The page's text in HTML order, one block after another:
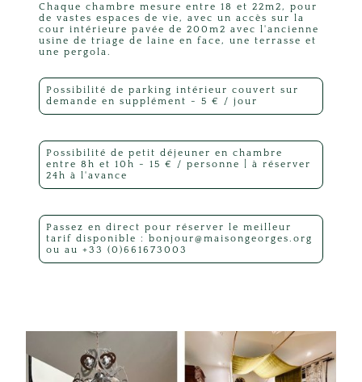
Chaque chambre mesure entre 18 et 22m2, pour
de vastes espaces de vie, avec un accès sur la
cour intérieure pavée de 200m2 avec l'ancienne
usine de triage de laine en face, une terrasse et
une pergola.
Possibilité de parking intérieur couvert sur
demande en supplément - 5 € / jour
Possibilité de petit déjeuner en chambre
entre 8h et 10h - 15 € / personne | à réserver
24h à l'avance
Passez en direct pour réserver le meilleur
tarif disponible : bonjour@maisongeorges.org
ou au +33 (0)661673003